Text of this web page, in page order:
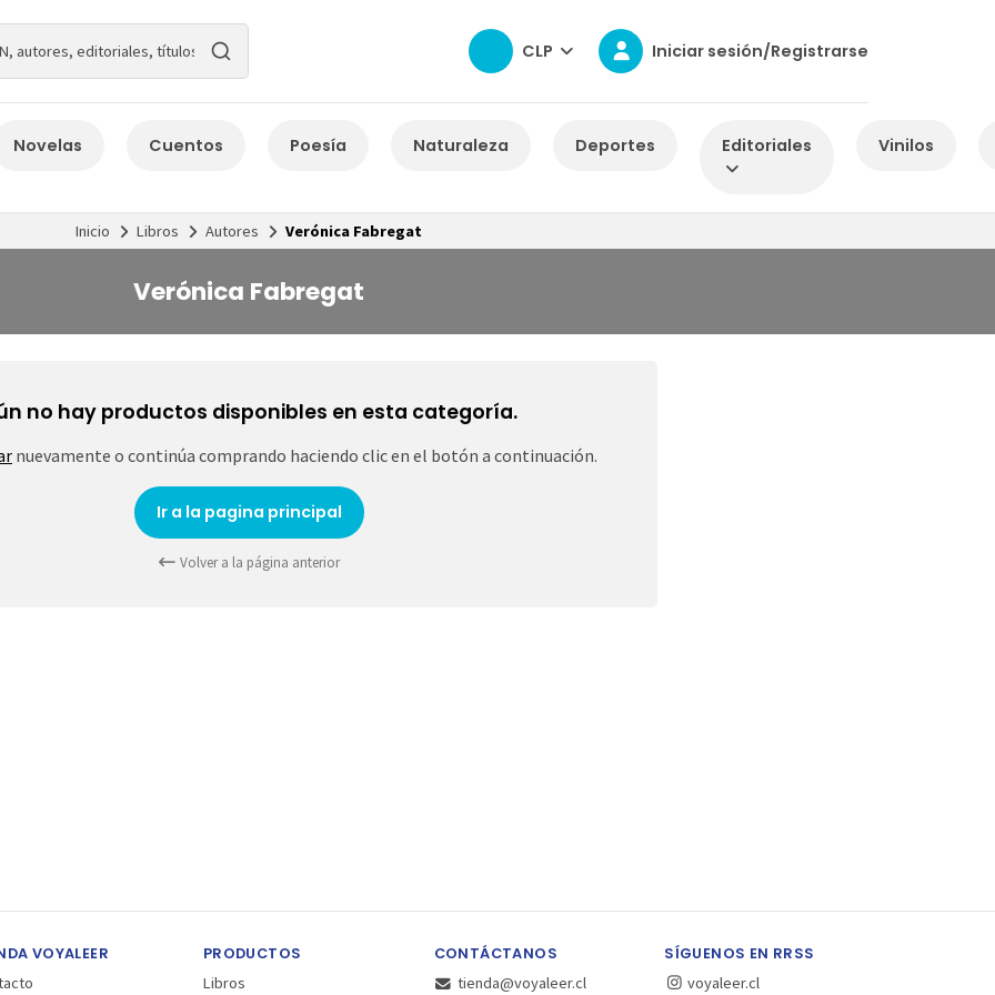
CLP Iniciar sesión/Registrarse
Novelas Cuentos Poesía Naturaleza Deportes Editoriales Vinilos
Inicio Libros Autores Verónica Fabregat
Verónica Fabregat
no hay productos disponibles en esta categoría.
nuevamente o continúa comprando haciendo clic en el botón a continuación.
Ir a la pagina principal
Volver a la página anterior
VOYALEER PRODUCTOS
Libros
CONTÁCTANOS
tienda@voyaleer.cl
SÍGUENOS EN RRSS
voyaleer.cl